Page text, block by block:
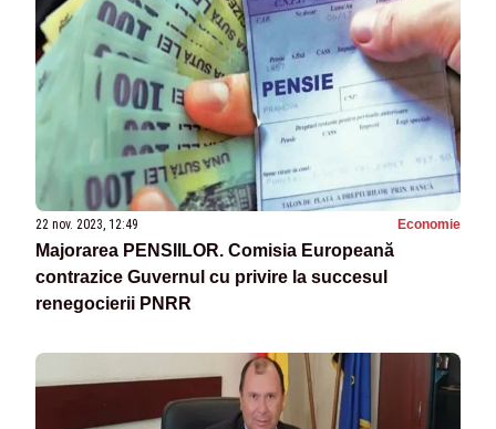
22 nov. 2023, 12:49 Economie
Majorarea PENSIILOR. Comisia Europeană
contrazice Guvernul cu privire la succesul
renegocierii PNRR